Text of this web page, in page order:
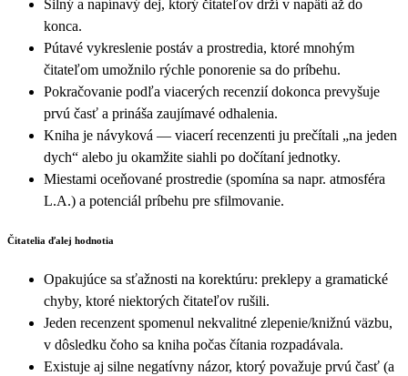
Silný a napínavý dej, ktorý čitateľov drží v napätí až do
konca.
Pútavé vykreslenie postáv a prostredia, ktoré mnohým
čitateľom umožnilo rýchle ponorenie sa do príbehu.
Pokračovanie podľa viacerých recenzií dokonca prevyšuje
prvú časť a prináša zaujímavé odhalenia.
Kniha je návyková — viacerí recenzenti ju prečítali „na jeden
dych“ alebo ju okamžite siahli po dočítaní jednotky.
Miestami oceňované prostredie (spomína sa napr. atmosféra
L.A.) a potenciál príbehu pre sfilmovanie.
Čitatelia ďalej hodnotia
Opakujúce sa sťažnosti na korektúru: preklepy a gramatické
chyby, ktoré niektorých čitateľov rušili.
Jeden recenzent spomenul nekvalitné zlepenie/knižnú väzbu,
v dôsledku čoho sa kniha počas čítania rozpadávala.
Existuje aj silne negatívny názor, ktorý považuje prvú časť (a